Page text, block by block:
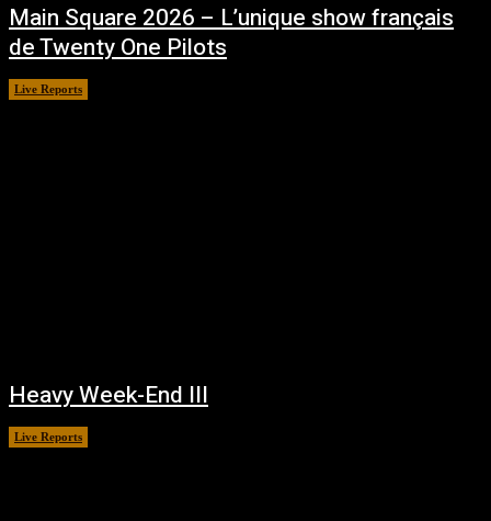
Main Square 2026 – L’unique show français
de Twenty One Pilots
Live Reports
Heavy Week-End III
Live Reports